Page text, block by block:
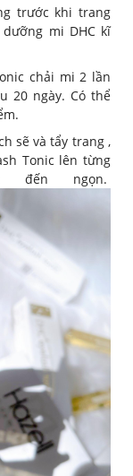
trước khi trang
mi DHC kĩ
chải mi 2 lần
20 ngày. Có thể
sẽ và tẩy trang ,
Tonic lên từng
ngọn.